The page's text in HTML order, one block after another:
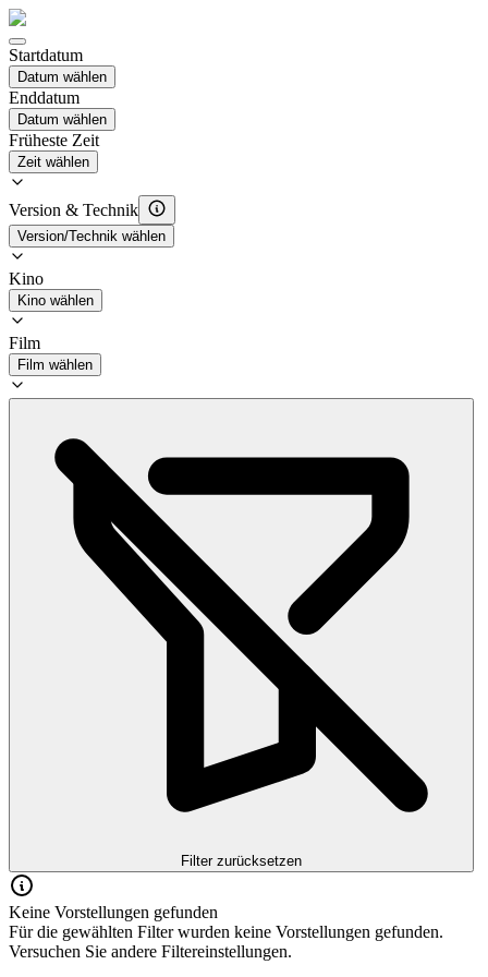
Startdatum
Datum wählen
Enddatum
Datum wählen
Früheste Zeit
Zeit wählen
Version & Technik
Version/Technik wählen
Kino
Kino wählen
Film
Film wählen
Filter zurücksetzen
Keine Vorstellungen gefunden
Für die gewählten Filter wurden keine Vorstellungen gefunden.
Versuchen Sie andere Filtereinstellungen.